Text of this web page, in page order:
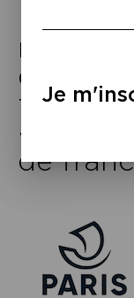
marie
de
france ·
·
de
Je